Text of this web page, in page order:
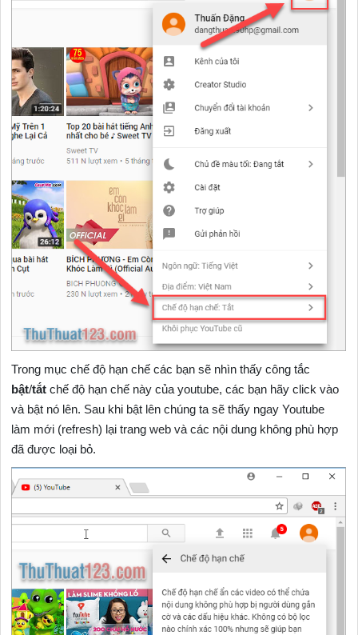
Trong mục chế độ hạn chế các bạn sẽ nhìn thấy công tắc
bật/tắtchế độ hạn chế này của youtube, các bạn hãy click vào
và bật nó lên. Sau khi bật lên chúng ta sẽ thấy ngay Youtube
làm mới (refresh) lại trang web và các nội dung không phù hợp
đã được loại bỏ.